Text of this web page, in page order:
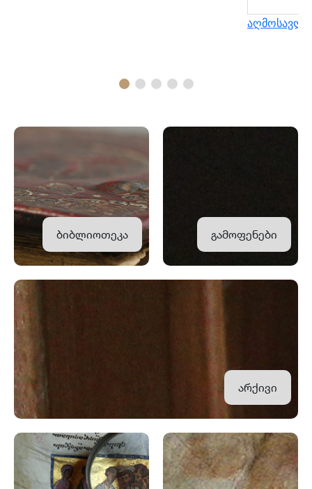
ბიბლიოთეკა გამოფენები
არქივი